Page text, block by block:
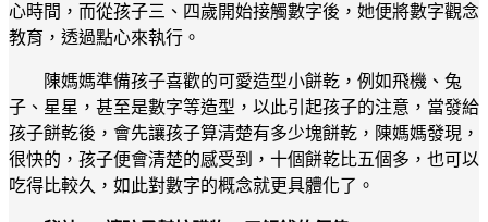
心時間，而從孩子三、四歲開始接觸數字後，她便將數字觀念
教育，透過點心來執行。
陳媽媽準備孩子喜歡的可愛造型小餅乾，例如飛機、兔
子、星星，甚至是數字等造型，以此引起孩子的注意，當發給
孩子餅乾後，會先讓孩子算清楚有多少塊餅乾，陳媽媽發現，
很快的，孩子便會清楚的感受到，十個餅乾比五個多，也可以
吃得比較久，如此對數字的概念就更具體化了。